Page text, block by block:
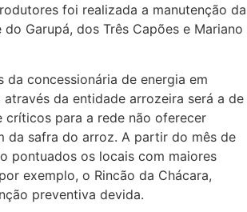
foi realizada a manutenção da
Garupá, dos Três Capões e Mariano
da concessionária de energia em
da entidade arrozeira será a de
críticos para a rede não oferecer
da safra do arroz. A partir do mês de
pontuados os locais com maiores
exemplo, o Rincão da Chácara,
preventiva devida.